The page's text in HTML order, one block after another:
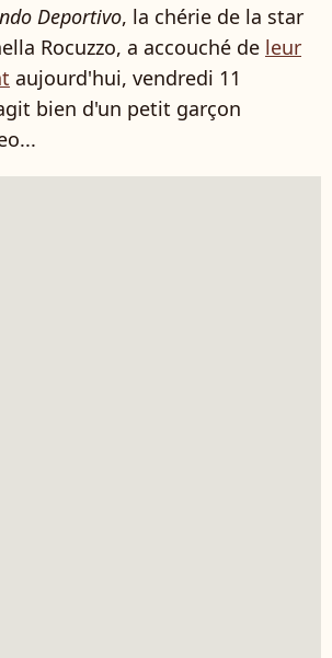
Deportivo, la chérie de la star
Rocuzzo, a accouché de leur
aujourd'hui, vendredi 11
bien d'un petit garçon